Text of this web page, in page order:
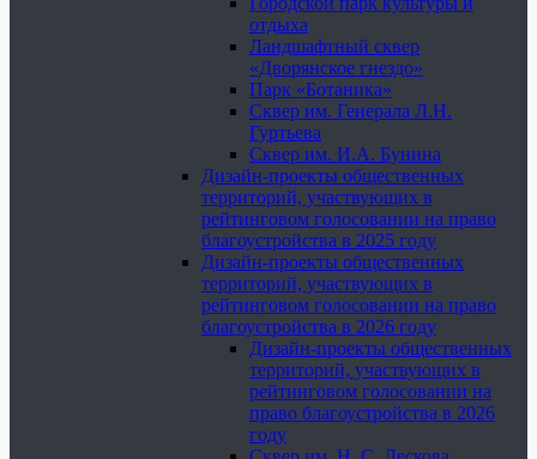
отдыха
Ландшафтный сквер
«Дворянское гнездо»
Парк «Ботаника»
Сквер им. Генерала Л.Н.
Гуртьева
Сквер им. И.А. Бунина
Дизайн-проекты общественных
территорий, участвующих в
рейтинговом голосовании на право
благоустройства в 2025 году
Дизайн-проекты общественных
территорий, участвующих в
рейтинговом голосовании на право
благоустройства в 2026 году
Дизайн-проекты общественных
территорий, участвующих в
рейтинговом голосовании на
право благоустройства в 2026
году